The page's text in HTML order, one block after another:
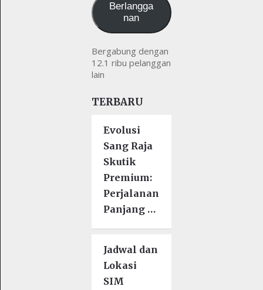
Berlangga
nan
Bergabung dengan
12.1 ribu pelanggan
lain
TERBARU
Evolusi
Sang Raja
Skutik
Premium:
Perjalanan
Panjang …
Jadwal dan
Lokasi
SIM